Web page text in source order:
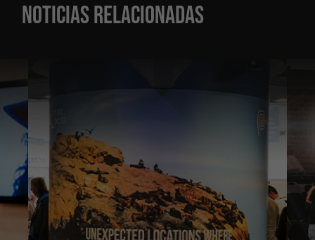
Noticias relacionadas